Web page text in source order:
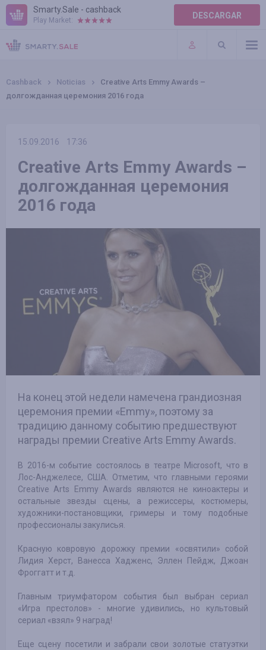
Smarty.Sale - cashback
Play Market: DESCARGAR
AYUDA
TÉRMINOS DE USO
Cashback Noticias
Creative Arts Emmy Awards –
долгожданная церемония 2016 года
15.09.2016 17:36
Creative Arts Emmy Awards –
долгожданная церемония
2016 года
На конец этой недели намечена грандиозная
церемония премии «Emmy», поэтому за
традицию данному событию предшествуют
награды премии Creative Arts Emmy Awards.
В 2016-м событие состоялось в театре Microsoft, что в
Лос-Анджелесе, США. Отметим, что главными героями
Creative Arts Emmy Awards являются не киноактеры и
остальные звезды сцены, а режиссеры, костюмеры,
художники-постановщики, гримеры и тому подобные
профессионалы закулисья.
Красную ковровую дорожку премии «освятили» собой
Лидия Херст, Ванесса Хадженс, Эллен Пейдж, Джоан
Фроггатт и т.д.
Главным триумфатором события был выбран сериал
«Игра престолов» - многие удивились, но культовый
сериал «взял» 9 наград!
Еще сцену посетили и забрали свои золотые статуэтки